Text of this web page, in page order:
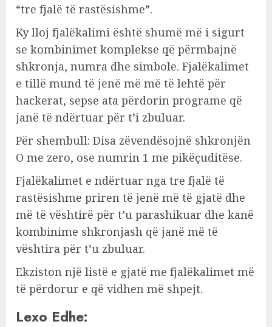
“tre fjalë të rastësishme”.
Ky lloj fjalëkalimi është shumë më i sigurt
se kombinimet komplekse që përmbajnë
shkronja, numra dhe simbole. Fjalëkalimet
e tillë mund të jenë më më të lehtë për
hackerat, sepse ata përdorin programe që
janë të ndërtuar për t’i zbuluar.
Për shembull: Disa zëvendësojnë shkronjën
O me zero, ose numrin 1 me pikëçuditëse.
Fjalëkalimet e ndërtuar nga tre fjalë të
rastësishme priren të jenë më të gjatë dhe
më të vështirë për t’u parashikuar dhe kanë
kombinime shkronjash që janë më të
vështira për t’u zbuluar.
Ekziston një listë e gjatë me fjalëkalimet më
të përdorur e që vidhen më shpejt.
Lexo Edhe: